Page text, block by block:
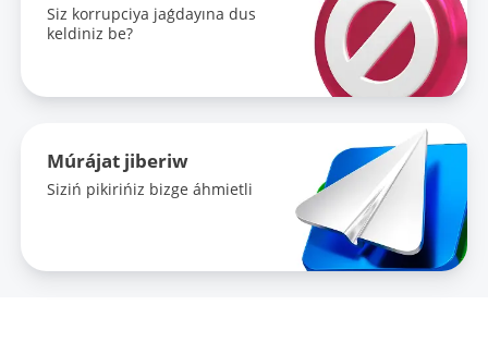
Siz korrupciya jaǵdayına dus
keldiniz be?
Múrájat jiberiw
Siziń pikirińiz bizge áhmietli